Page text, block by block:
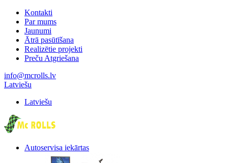
Kontakti
Par mums
Jaunumi
Ātrā pasūtīšana
Realizētie projekti
Preču Atgriešana
info@mcrolls.lv
Latviešu
Latviešu
Autoservisa iekārtas